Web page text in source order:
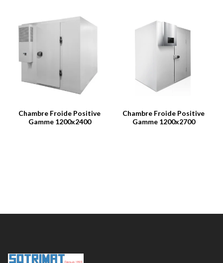
Chambre Froide Positive
Gamme 1200x2400
Chambre Froide Positive
Gamme 1200x2700